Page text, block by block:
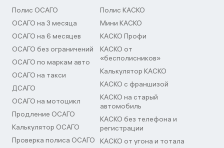
Полис ОСАГО
ОСАГО на 3 месяца
ОСАГО на 6 месяцев
ОСАГО без ограничений
ОСАГО по маркам авто
ОСАГО на такси
ДСАГО
ОСАГО на мотоцикл
Продление ОСАГО
Калькулятор ОСАГО
Проверка полиса ОСАГО
Полис КАСКО
Мини КАСКО
КАСКО Профи
КАСКО от
«бесполисников»
Калькулятор КАСКО
КАСКО с франшизой
КАСКО на старый
автомобиль
КАСКО без телефона и
регистрации
КАСКО от угона и тотала